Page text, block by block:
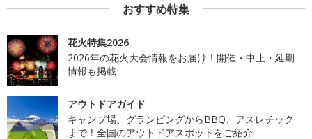
おすすめ特集
花火特集2026
2026年の花火大会情報をお届け！開催・中止・延期
情報も掲載
アウトドアガイド
キャンプ場、グランピングからBBQ、アスレチック
まで！全国のアウトドアスポットをご紹介